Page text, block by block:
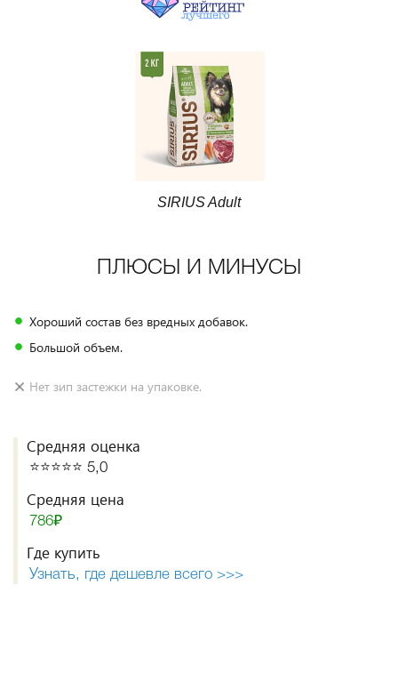
SIRIUS Adult
ПЛЮСЫ И МИНУСЫ
Хороший состав без вредных добавок.
Большой объем.
Нет зип застежки на упаковке.
Средняя оценка
⭐️⭐️⭐️⭐️⭐️ 5,0
Средняя цена
786₽
Где купить
Узнать, где дешевле всего >>>